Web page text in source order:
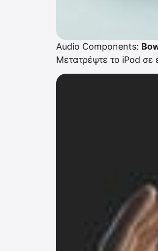
Audio Components:
Μετατρέψτε το iPod